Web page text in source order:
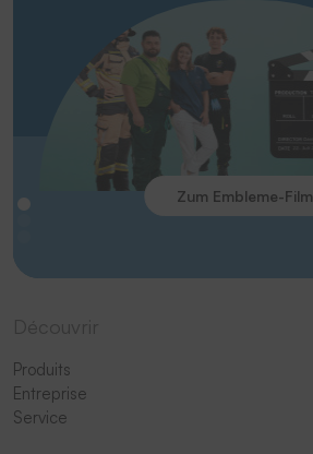
Zum Embleme-Film
Produits
Entreprise
Service